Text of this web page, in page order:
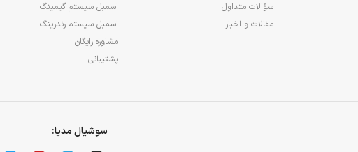
سؤالات متداول
مقالات و اخبار
اسمبل سیستم گیمینگ
اسمبل سیستم رندرینگ
مشاوره رایگان
پشتیبانی
سوشیال مدیا: